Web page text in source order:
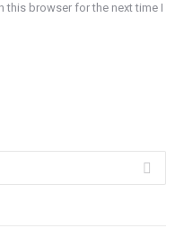
this browser for the next time I